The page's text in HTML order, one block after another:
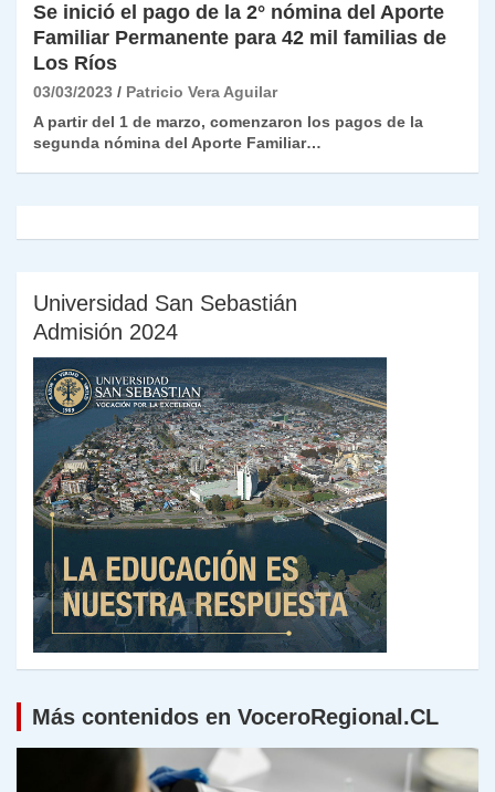
Se inició el pago de la 2° nómina del Aporte
Familiar Permanente para 42 mil familias de
Los Ríos
03/03/2023
Patricio Vera Aguilar
A partir del 1 de marzo, comenzaron los pagos de la
segunda nómina del Aporte Familiar…
Universidad San Sebastián
Admisión 2024
Más contenidos en VoceroRegional.CL